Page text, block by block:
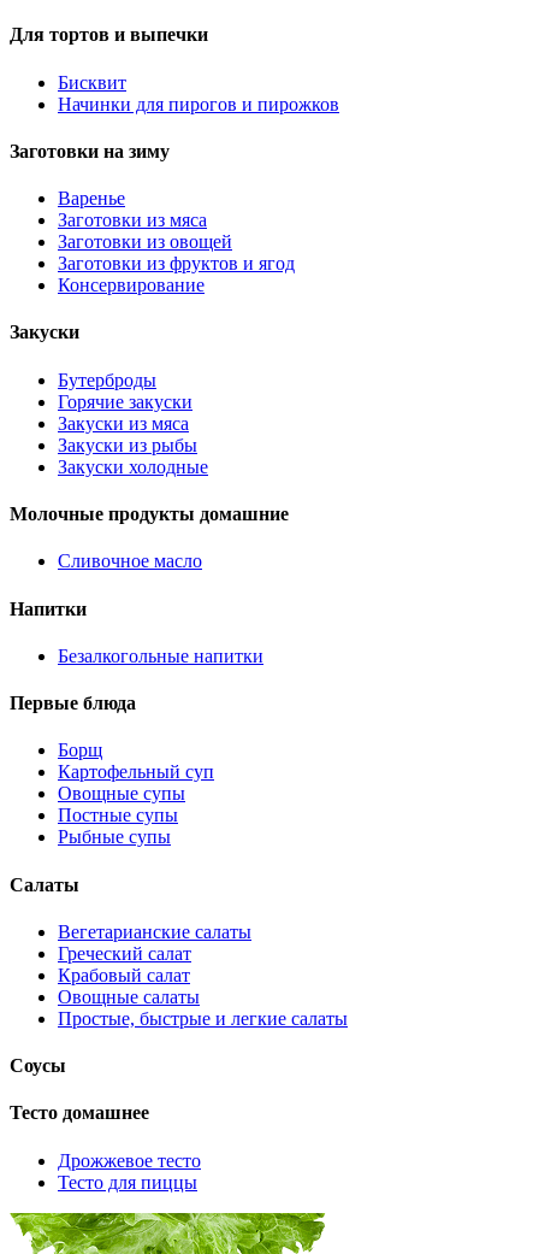
Для тортов и выпечки
Бисквит
Начинки для пирогов и пирожков
Заготовки на зиму
Варенье
Заготовки из мяса
Заготовки из овощей
Заготовки из фруктов и ягод
Консервирование
Закуски
Бутерброды
Горячие закуски
Закуски из мяса
Закуски из рыбы
Закуски холодные
Молочные продукты домашние
Сливочное масло
Напитки
Безалкогольные напитки
Первые блюда
Борщ
Картофельный суп
Овощные супы
Постные супы
Рыбные супы
Салаты
Вегетарианские салаты
Греческий салат
Крабовый салат
Овощные салаты
Простые, быстрые и легкие салаты
Соусы
Тесто домашнее
Дрожжевое тесто
Тесто для пиццы